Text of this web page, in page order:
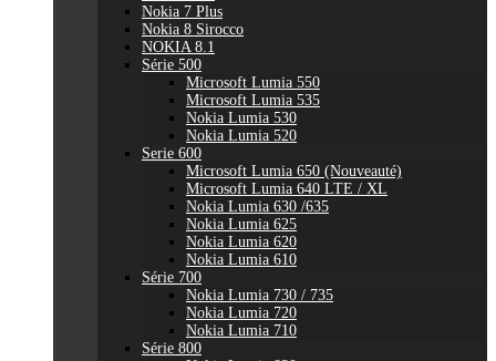
Nokia 7 Plus
Nokia 8 Sirocco
NOKIA 8.1
Série 500
Microsoft Lumia 550
Microsoft Lumia 535
Nokia Lumia 530
Nokia Lumia 520
Serie 600
Microsoft Lumia 650 (Nouveauté)
Microsoft Lumia 640 LTE / XL
Nokia Lumia 630 /635
Nokia Lumia 625
Nokia Lumia 620
Nokia Lumia 610
Série 700
Nokia Lumia 730 / 735
Nokia Lumia 720
Nokia Lumia 710
Série 800